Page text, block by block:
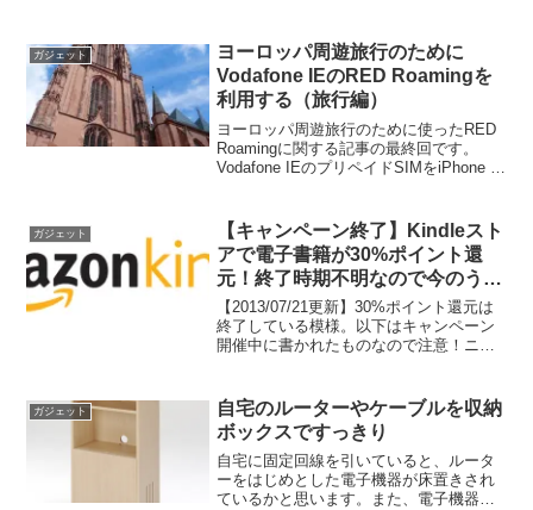
ズ補正されたのでメモし...
ガジェット
ヨーロッパ周遊旅行のために
Vodafone IEのRED Roamingを
利用する（旅行編）
ヨーロッパ周遊旅行のために使ったRED
Roamingに関する記事の最終回です。
Vodafone IEのプリペイドSIMをiPhone 5
6ヶ国）で使ってみ...
ガジェット
【キャンペーン終了】Kindleスト
アで電子書籍が30%ポイント還
元！終了時期不明なので今のうち
に買っておこう
【2013/07/21更新】30%ポイント還元は
終了している模様。以下はキャンペーン
開催中に書かれたものなので注意！ニュ
価格の30%のポイントが付与さ...
ガジェット
自宅のルーターやケーブルを収納
ボックスですっきり
自宅に固定回線を引いていると、ルータ
ーをはじめとした電子機器が床置きされ
ているかと思います。また、電子機器に